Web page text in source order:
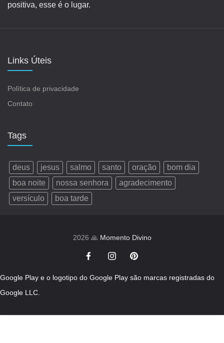
positiva, esse é o lugar.
Links Úteis
Política de privacidade
Contato
Tags
deus jesus salmo santo oração
bom dia
boa noite
nossa senhora
agradecimento
versículo
boa tarde
2026 🙏 Momento Divino
Google Play e o logotipo do Google Play são marcas registradas do
Google LLC.